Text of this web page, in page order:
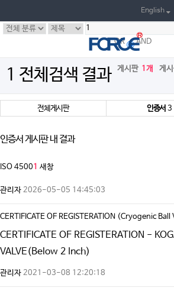
English
OR AND
1 전체검색 결과 게시판 1개 게
전체게시판 인증서 3
인증서 게시판 내 결과
ISO 45001 새창
관리자 2026-05-05 14:45:03
CERTIFICATE OF REGISTERATION (Cryogenic Ball
CERTIFICATE OF REGISTERATION -
VALVE(Below 2 Inch)
관리자 2021-03-08 12:20:18